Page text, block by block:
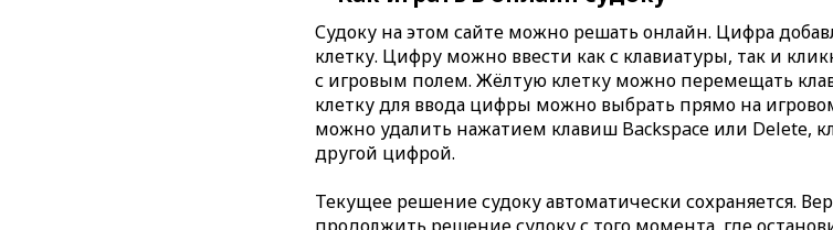
Судоку на этом сайте можно решать онлайн. Цифра
клетку. Цифру можно ввести как с клавиатуры, так и
с игровым полем. Жёлтую клетку можно перемещать
клетку для ввода цифры можно выбрать прямо на
можно удалить нажатием клавиш Backspace или Delete,
другой цифрой.
Текущее решение судоку автоматически сохраняется.